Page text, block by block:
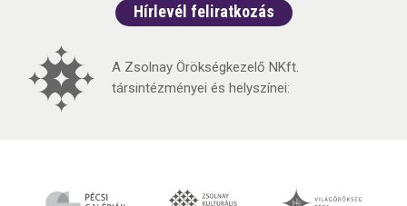
Hírlevél feliratkozás
A Zsolnay Örökségkezelő NKft.
társintézményei és helyszínei: